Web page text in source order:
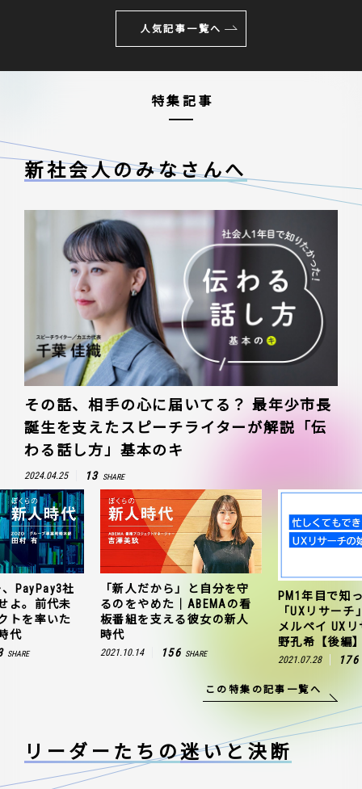
人気記事一覧へ
特集記事
新社会人のみなさんへ
その話、相手の心に届いてる？ 最年少市長
誕生を支えたスピーチライターが解説「伝
わる話し方」基本のキ
2024.04.25 13 SHARE
PayPay3社
よ。前代未
トを率いた
代
SHARE
「新人だから」と自分を守
るのをやめた｜ABEMAの看
板番組を支える彼女の新人
時代
2021.10.14 156 SHARE
PM1年目で知
「UXリサー
メルペイ UX
野孔希【後編
2021.07.28 176
この特集の記事一覧へ
リーダーたちの迷いと決断